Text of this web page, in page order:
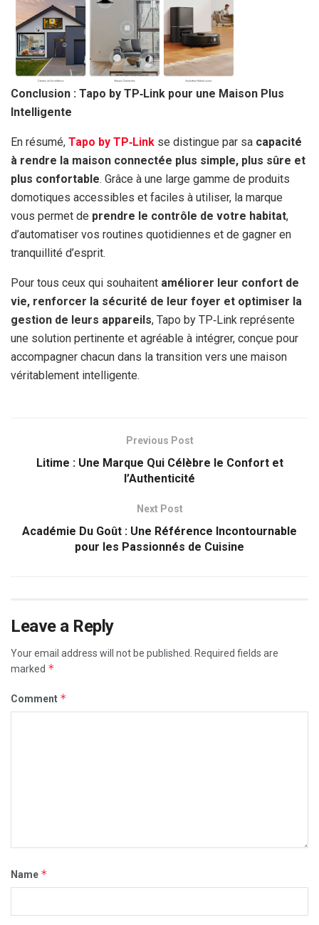
Conclusion : Tapo by TP‑Link pour une Maison Plus
Intelligente
En résumé, Tapo by TP‑Link se distingue par sa capacité
à rendre la maison connectée plus simple, plus sûre et
plus confortable. Grâce à une large gamme de produits
domotiques accessibles et faciles à utiliser, la marque
vous permet de prendre le contrôle de votre habitat,
d’automatiser vos routines quotidiennes et de gagner en
tranquillité d’esprit.
Pour tous ceux qui souhaitent améliorer leur confort de
vie, renforcer la sécurité de leur foyer et optimiser la
gestion de leurs appareils, Tapo by TP‑Link représente
une solution pertinente et agréable à intégrer, conçue pour
accompagner chacun dans la transition vers une maison
véritablement intelligente.
Previous Post
Litime : Une Marque Qui Célèbre le Confort et
l’Authenticité
Next Post
Académie Du Goût : Une Référence Incontournable
pour les Passionnés de Cuisine
Leave a Reply
Your email address will not be published.
Required fields are
marked *
Comment *
Name *